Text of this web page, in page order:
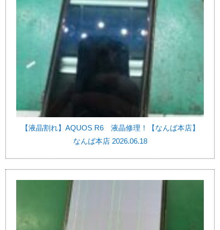
【液晶割れ】AQUOS R6 液晶修理！【なんば本店】
なんば本店 2026.06.18